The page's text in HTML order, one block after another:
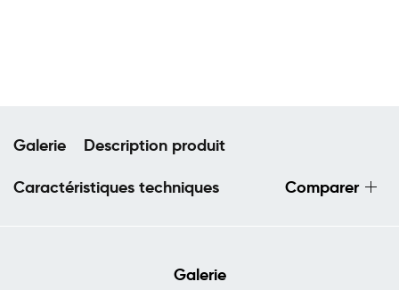
Galerie Description produit
Caractéristiques techniques Comparer
Galerie